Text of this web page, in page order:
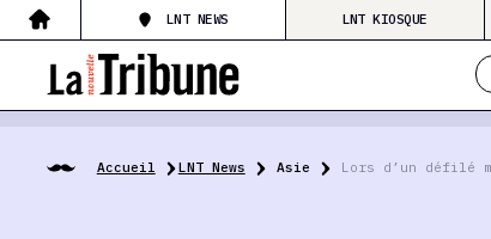
LNT NEWS LNT KIOSQUE
Accueil LNT News Asie Lors d’un défilé